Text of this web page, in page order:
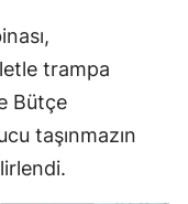
trampa
Bütçe
taşınmazın